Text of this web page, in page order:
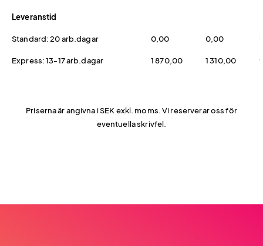
Leveranstid
Standard: 20 arb.dagar 0,00 0,00
Express: 13-17 arb.dagar 1 870,00 1 310,00
Priserna är angivna i SEK exkl. moms. Vi reserverar oss för
eventuella skrivfel.